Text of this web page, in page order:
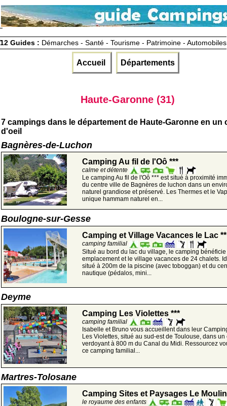
12 Guides : Démarches - Santé - Tourisme - Patrimoine - Automobiles
Accueil Départements
Haute-Garonne (31)
7 campings dans le département de Haute-Garonne en un
d'oeil
Bagnères-de-Luchon
Camping Au fil de l'Oô ***
calme et détente
Le camping Au fil de l'Oô *** est situé à proximité
du centre ville de Bagnères de luchon dans un
naturel grandiose et préservé. Les Thermes et le
unique hammam naturel en...
Boulogne-sur-Gesse
Camping et Village Vacances le Lac **
camping familial
Situé au bord du lac du village, le camping
emplacement et le village vacances de 24 chalets.
situé à 200m de la piscine (avec toboggan) et du
nautique (pédalos, mini...
Deyme
Camping Les Violettes ***
camping familial
Isabelle et Bruno vous accueillent dans leur
Les Violettes, situé au sud-est de Toulouse, dans un
verdoyant à 800 m du Canal du Midi. Ressourcez
ce camping familial...
Martres-Tolosane
Camping Sites et Paysages Le
le royaume des enfants